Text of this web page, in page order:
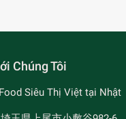
Chúng Tôi
Siêu Thị Việt tại Nhật